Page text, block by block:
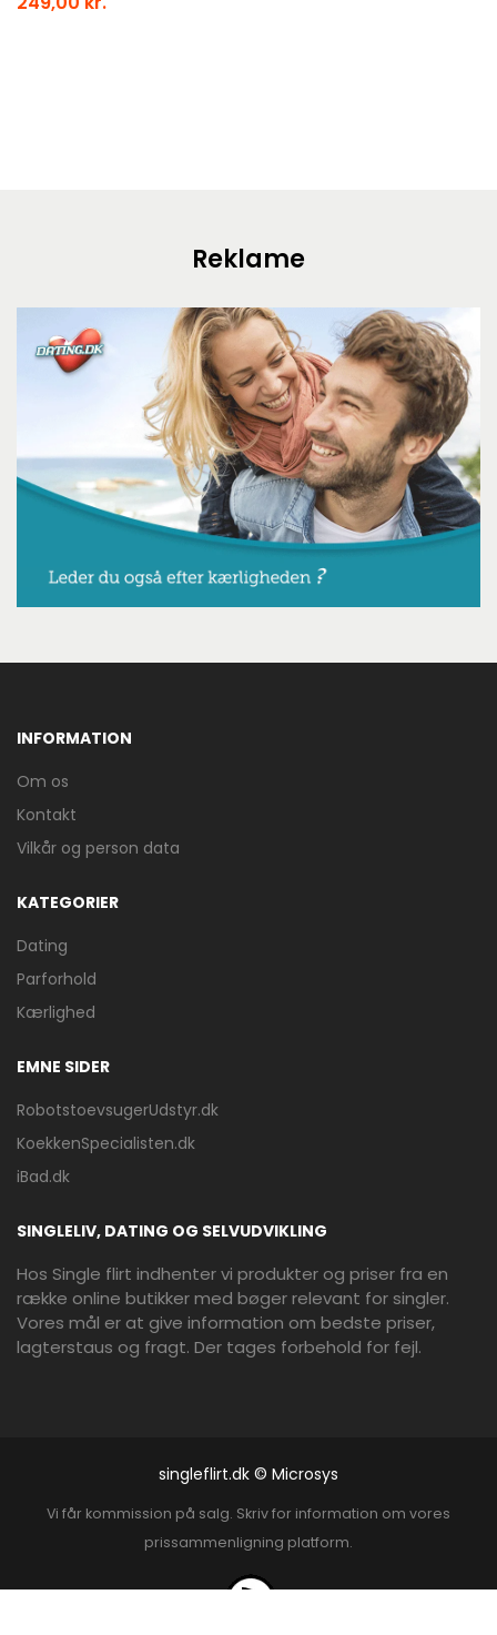
Reklame
INFORMATION
Om os
Kontakt
Vilkår og person data
KATEGORIER
Dating
Parforhold
Kærlighed
EMNE SIDER
RobotstoevsugerUdstyr.dk
KoekkenSpecialisten.dk
iBad.dk
SINGLELIV, DATING OG SELVUDVIKLING
Hos Single flirt indhenter vi produkter og priser fra en
række online butikker med bøger relevant for singler.
Vores mål er at give information om bedste priser,
lagterstaus og fragt. Der tages forbehold for fejl.
singleflirt.dk © Microsys
Vi får kommission på salg. Skriv for information om vores
prissammenligning platform.